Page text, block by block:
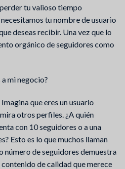
tu valioso tiempo
tu nombre de usuario
deseas recibir. Una vez que lo
orgánico de seguidores como
mi negocio?
que eres un usuario
otros perfiles. ¿A quién
con 10 seguidores o a una
Esto es lo que muchos llaman
número de seguidores demuestra
de calidad que merece